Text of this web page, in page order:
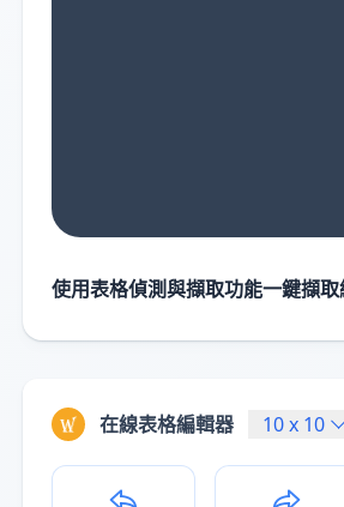
使用表格偵測與擷取功能一鍵擷
在線表格編輯器 10x 10